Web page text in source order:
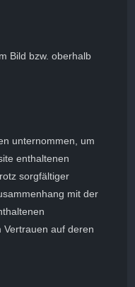
Bild bzw. oberhalb
unternommen, um
enthaltenen
sorgfältiger
mit der
auf deren